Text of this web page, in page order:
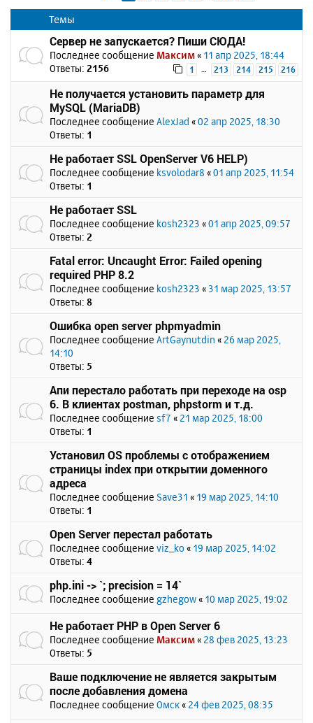
Темы
Сервер не запускается? Пиши СЮДА!
Последнее сообщение Максим « 11 апр 2025, 18:44
Ответы: 2156 1 … 213 214 215 216
Не получается установить параметр для
MySQL (MariaDB)
Последнее сообщение AlexJad «02 апр 2025, 18:30
Ответы: 1
Не работает SSL OpenServer V6 HELP)
Последнее сообщение ksvolodar8 «01 апр 2025, 11:54
Ответы: 1
Не работает SSL
Последнее сообщение kosh2323 «01 апр 2025, 09:57
Ответы: 2
Fatal error: Uncaught Error: Failed opening
required PHP 8.2
Последнее сообщение kosh2323 « 31 мар 2025, 13:57
Ответы: 8
Ошибка open server phpmyadmin
Последнее сообщение ArtGaynutdin « 26 мар 2025,
14:10
Ответы: 5
Апи перестало работать при переходе на osp
6. В клиентах postman, phpstorm и т.д.
Последнее сообщение sf7 « 21 мар 2025, 18:00
Ответы: 1
Установил OS проблемы с отображением
страницы index при открытии доменного
адреса
Последнее сообщение Save31 « 19 мар 2025, 14:10
Ответы: 1
Open Server перестал работать
Последнее сообщение viz_ko « 19 мар 2025, 14:02
Ответы: 4
php.ini -> `; precision = 14`
Последнее сообщение gzhegow « 10 мар 2025, 19:02
Не работает PHP в Open Server 6
Последнее сообщение Максим « 28 фев 2025, 13:23
Ответы: 5
Ваше подключение не является закрытым
после добавления домена
Последнее сообщение Омск « 24 фев 2025, 08:35